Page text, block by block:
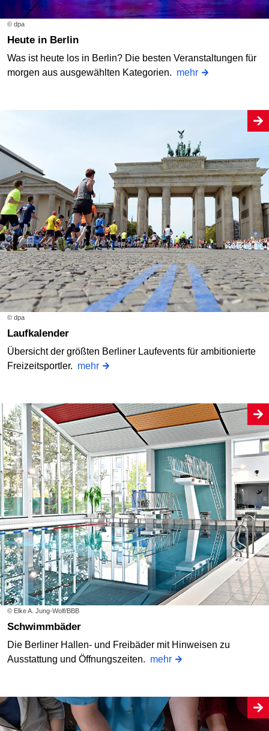
© dpa
Heute in Berlin
Was ist heute los in Berlin? Die besten Veranstaltungen für
morgen aus ausgewählten Kategorien. mehr
© dpa
Laufkalender
Übersicht der größten Berliner Laufevents für ambitionierte
Freizeitsportler. mehr
© Elke A. Jung-Wolf/BBB
Schwimmbäder
Die Berliner Hallen- und Freibäder mit Hinweisen zu
Ausstattung und Öffnungszeiten. mehr